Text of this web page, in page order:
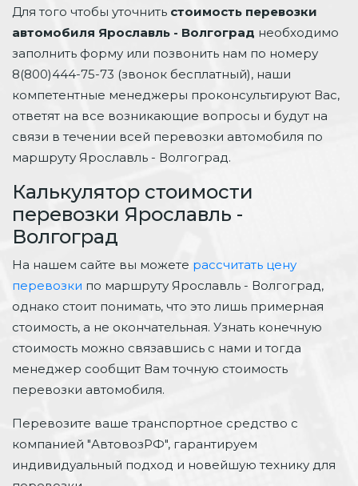
Для того чтобы уточнить стоимость перевозки
автомобиля Ярославль - Волгоград необходимо
заполнить форму или позвонить нам по номеру
8(800)444-75-73 (звонок бесплатный), наши
компетентные менеджеры проконсультируют Вас,
ответят на все возникающие вопросы и будут на
связи в течении всей перевозки автомобиля по
маршруту Ярославль - Волгоград.
Калькулятор стоимости
перевозки Ярославль -
Волгоград
На нашем сайте вы можете рассчитать цену
перевозки по маршруту Ярославль - Волгоград,
однако стоит понимать, что это лишь примерная
стоимость, а не окончательная. Узнать конечную
стоимость можно связавшись с нами и тогда
менеджер сообщит Вам точную стоимость
перевозки автомобиля.
Перевозите ваше транспортное средство с
компанией "АвтовозРФ", гарантируем
индивидуальный подход и новейшую технику для